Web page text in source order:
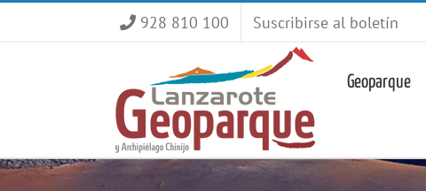
928 810 100 Suscribirse al boletín
Geoparque